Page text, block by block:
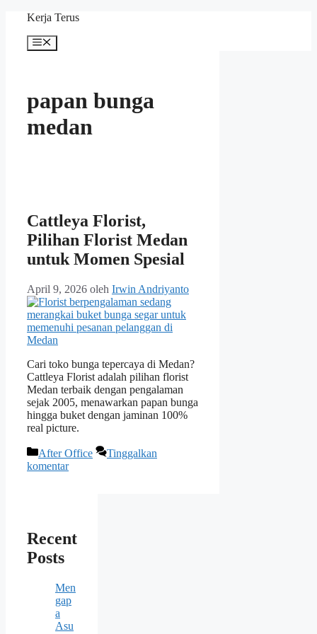
Langsung
Kerja Terus
Menu
papan bunga
medan
Cattleya Florist,
Pilihan Florist Medan
untuk Momen Spesial
April 9, 2026 oleh Irwin Andriyanto
Cari toko bunga tepercaya di Medan?
Cattleya Florist adalah pilihan florist
Medan terbaik dengan pengalaman
sejak 2005, menawarkan papan bunga
hingga buket dengan jaminan 100%
real picture.
Kategori
After Office
Tinggalkan
komentar
Recent
Posts
Men
gap
a
Asu